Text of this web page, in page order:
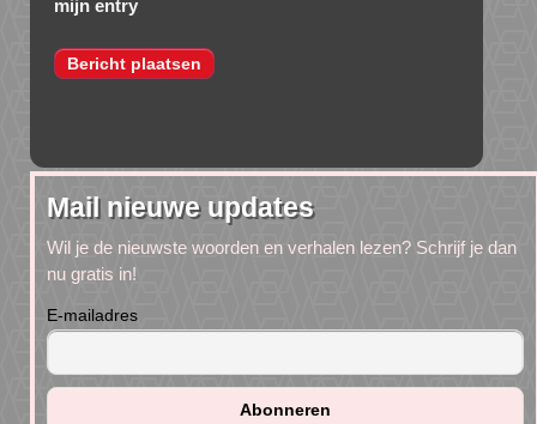
mijn entry
Mail nieuwe updates
Wil je de nieuwste woorden en verhalen lezen? Schrijf je dan
nu gratis in!
E-mailadres